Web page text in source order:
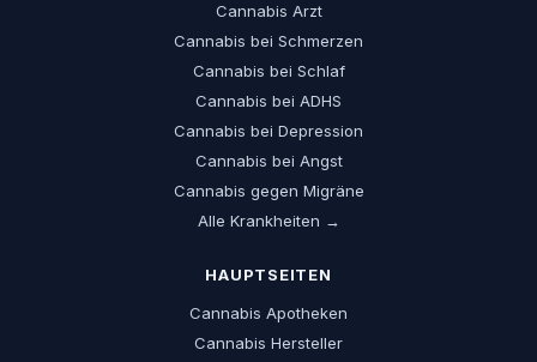
Cannabis Arzt
Cannabis bei Schmerzen
Cannabis bei Schlaf
Cannabis bei ADHS
Cannabis bei Depression
Cannabis bei Angst
Cannabis gegen Migräne
Alle Krankheiten →
HAUPTSEITEN
Cannabis Apotheken
Cannabis Hersteller